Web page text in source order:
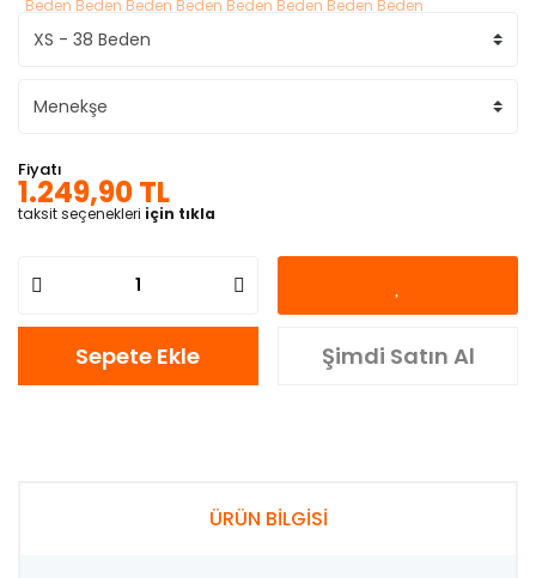
Fiyatı
1.249,90 TL
taksit seçenekleri için tıkla
Sepete Ekle Şimdi Satın Al
ÜRÜN BİLGİSİ